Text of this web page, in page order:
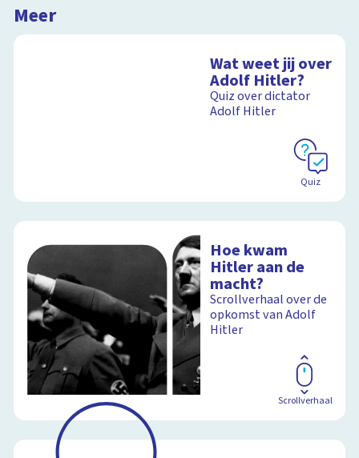
Meer
Wat weet jij over
Adolf Hitler?
Quiz over dictator
Adolf Hitler
Quiz
Hoe kwam
Hitler aan de
macht?
Scrollverhaal over de
opkomst van Adolf
Hitler
Scrollverhaal